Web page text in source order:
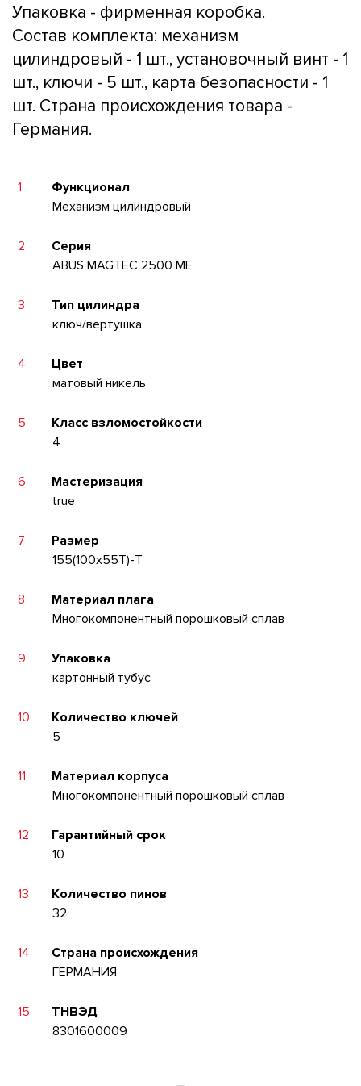
Упаковка - фирменная коробка.
Состав комплекта: механизм
цилиндровый - 1 шт., установочный винт - 1
шт., ключи - 5 шт., карта безопасности - 1
шт. Страна происхождения товара -
Германия.
1
Функционал
Механизм цилиндровый
2
Серия
ABUS MAGTEC 2500 ME
3
Тип цилиндра
ключ/вертушка
4
Цвет
матовый никель
5
Класс взломостойкости
4
6
Мастеризация
true
7
Размер
155(100x55T)-T
8
Материал плага
Многокомпонентный порошковый сплав
9
Упаковка
картонный тубус
10
Количество ключей
5
11
Материал корпуса
Многокомпонентный порошковый сплав
12
Гарантийный срок
10
13
Количество пинов
32
14
Страна происхождения
ГЕРМАНИЯ
15
ТНВЭД
8301600009